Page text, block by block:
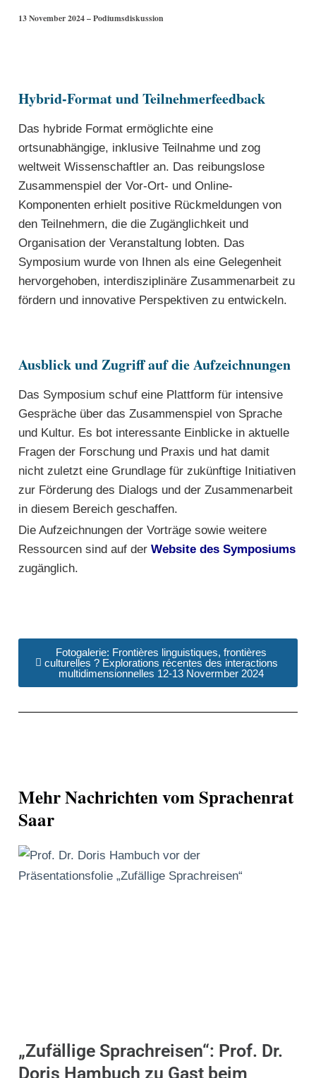
13 November 2024 – Podiumsdiskussion
Hybrid-Format und Teilnehmerfeedback
Das hybride Format ermöglichte eine
ortsunabhängige, inklusive Teilnahme und zog
weltweit Wissenschaftler an. Das reibungslose
Zusammenspiel der Vor-Ort- und Online-
Komponenten erhielt positive Rückmeldungen von
den Teilnehmern, die die Zugänglichkeit und
Organisation der Veranstaltung lobten. Das
Symposium wurde von Ihnen als eine Gelegenheit
hervorgehoben, interdisziplinäre Zusammenarbeit zu
fördern und innovative Perspektiven zu entwickeln.
Ausblick und Zugriff auf die Aufzeichnungen
Das Symposium schuf eine Plattform für intensive
Gespräche über das Zusammenspiel von Sprache
und Kultur. Es bot interessante Einblicke in aktuelle
Fragen der Forschung und Praxis und hat damit
nicht zuletzt eine Grundlage für zukünftige Initiativen
zur Förderung des Dialogs und der Zusammenarbeit
in diesem Bereich geschaffen.
Die Aufzeichnungen der Vorträge sowie weitere
Ressourcen sind auf der Website des Symposiums
zugänglich.
Fotogalerie: Frontières linguistiques, frontières
culturelles ? Explorations récentes des interactions
multidimensionnelles 12-13 Novermber 2024
Mehr Nachrichten vom Sprachenrat
Saar
„Zufällige Sprachreisen“: Prof. Dr.
Doris Hambuch zu Gast beim